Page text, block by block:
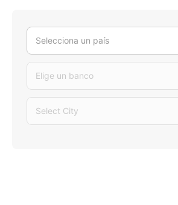
Selecciona un país
Elige un banco
Select City